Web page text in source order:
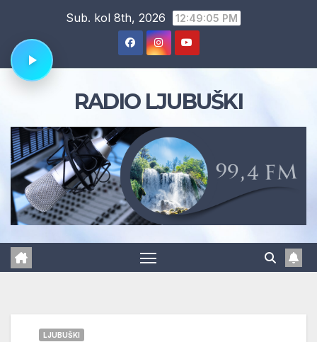
content
Sub. kol 8th, 2026 12:49:05 PM
RADIO LJUBUŠKI
LJUBUŠKI